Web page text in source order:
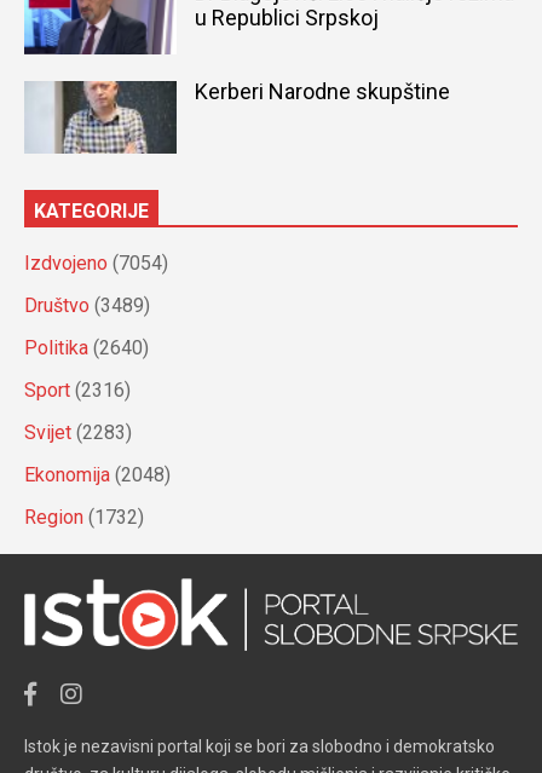
u Republici Srpskoj
Kerberi Narodne skupštine
KATEGORIJE
Izdvojeno (7054)
Društvo (3489)
Politika (2640)
Sport (2316)
Svijet (2283)
Ekonomija (2048)
Region (1732)
Istok je nezavisni portal koji se bori za slobodno i demokratsko